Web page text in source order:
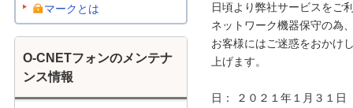
日頃より弊社サービスをご
ネットワーク機器保守の為
お客様にはご迷惑をおかけ
上げます。
日： ２０２１年１月３１日
マークとは
O-CNETフォンのメンテナ
ンス情報